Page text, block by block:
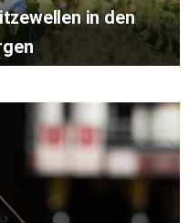
in den